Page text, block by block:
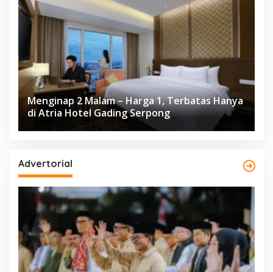
Menginap 2 Malam – Harga 1, Terbatas Hanya
di Atria Hotel Gading Serpong
Advertorial